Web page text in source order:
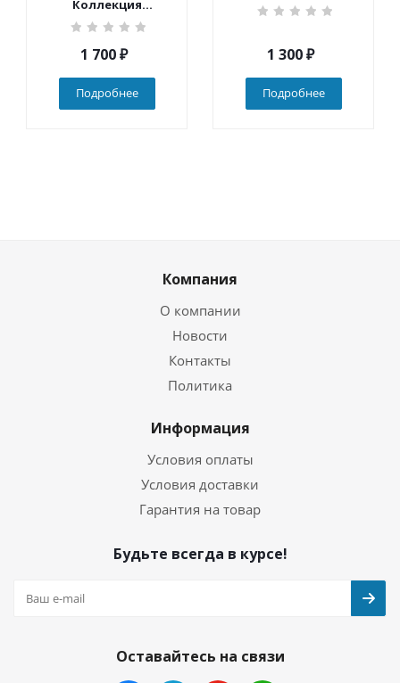
Коллекция
(Nintendo Switch)
1 700₽
Подробнее
1 300₽
Подробнее
Компания
О компании
Новости
Контакты
Политика
Информация
Условия оплаты
Условия доставки
Гарантия на товар
Будьте всегда в курсе!
Оставайтесь на связи